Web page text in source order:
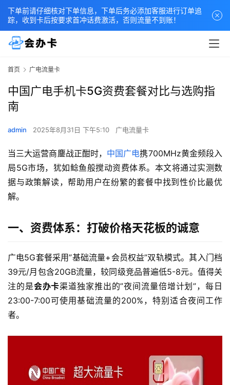
首页 广电流量卡
中国广电手机卡5G资费套餐对比与选购指
南
admin 2025年8月31日 下午5:10 广电流量卡
当三大运营商鏖战正酣时， 中国广电携700MHz黄金频段入
局5G市场，犹如鲶鱼般搅动资费体系。本文将通过实测数
据与政策解读，帮助用户在纷繁的套餐中找到性价比最优
解。
一、资费体系：打破价格天花板的诚意
广电5G套餐采用”基础流量+会员权益”双轨模式。其入门档
39元/月包含20GB流量，较同级竞品普遍低5-8元。值得关
注的是会办卡渠道独家推出的”夜间流量倍增计划”，每日
23:00-7:00可使用基础流量的200%，特别适合夜间工作
者。
下单前请仔细核对下单信息，下单后务必添加客服进行订单追
踪，收到卡后按要求首冲话费激活，否则流量不到账！